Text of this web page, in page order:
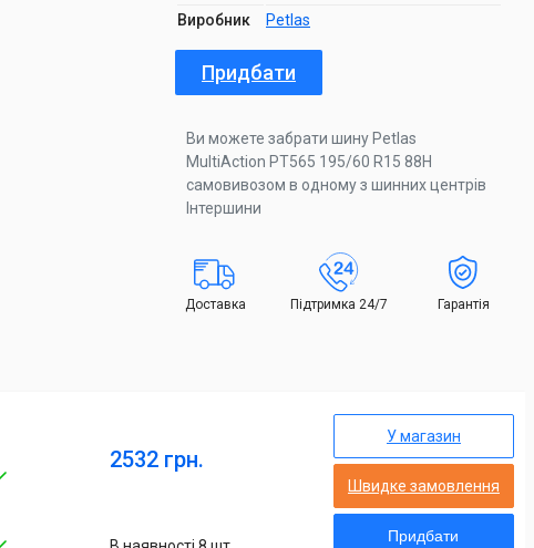
Виробник Petlas
Придбати
Ви можете забрати шину Petlas
MultiAction PT565 195/60 R15 88H
самовивозом в одному з шинних центрів
Інтершини
Доставка Підтримка 24/7 Гарантія
2532 грн.
У магазин
Швидке замовлення
Придбати